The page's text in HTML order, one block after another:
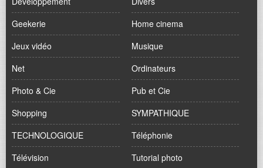
Geekerie
Home cinema
Jeux vidéo
Musique
Net
Ordinateurs
Photo & Cie
Pub et Cie
Shopping
SYMPATHIQUE
TECHNOLOGIQUE
Téléphonie
Télévision
Tutorial photo